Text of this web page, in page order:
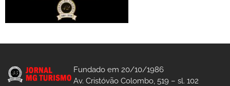
Fundado em 20/10/1986
Av. Cristóvão Colombo, 519 – sl. 102